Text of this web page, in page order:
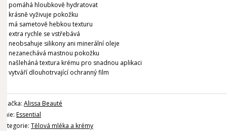
pomáhá hloubkově hydratovat
krásně vyživuje pokožku
má sametově hebkou texturu
extra rychle se vstřebává
neobsahuje silikony ani minerální oleje
nezanechává mastnou pokožku
našleháná textura krému pro snadnou aplikaci
vytváří dlouhotrvající ochranný film
Značka: Alissa Beauté
Linie: Essential
Kategorie: Tělová mléka a krémy